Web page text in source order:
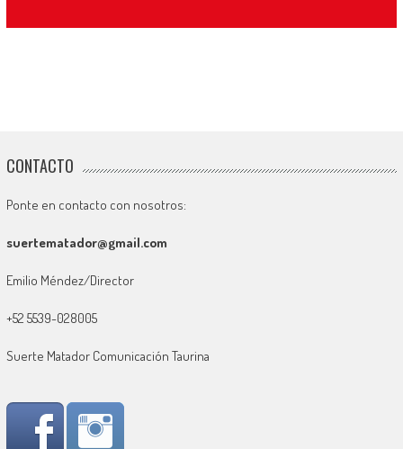
CONTACTO
Ponte en contacto con nosotros:
suertematador@gmail.com
Emilio Méndez/Director
+52 5539-028005
Suerte Matador Comunicación Taurina